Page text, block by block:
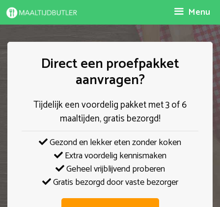
Spring
naar
Menu
Direct een proefpakket
aanvragen?
Tijdelijk een voordelig pakket met 3 of 6
maaltijden, gratis bezorgd!
Gezond en lekker eten zonder koken
Extra voordelig kennismaken
Geheel vrijblijvend proberen
Gratis bezorgd door vaste bezorger